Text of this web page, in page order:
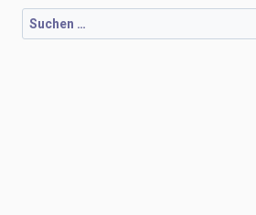
Suchen
nach: